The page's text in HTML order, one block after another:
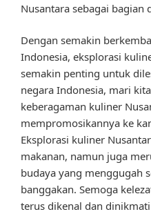
Nusantara sebagai bagian
Dengan semakin
Indonesia, eksplorasi
semakin penting untuk
negara Indonesia, mari
keberagaman kuliner
mempromosikannya ke
Eksplorasi kuliner
makanan, namun juga
budaya yang menggugah
banggakan. Semoga
terus dikenal dan